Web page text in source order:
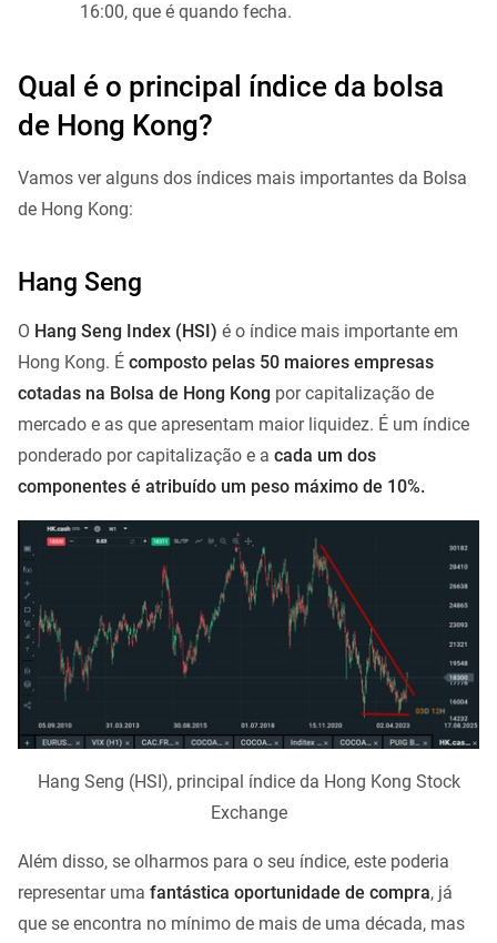
16:00, que é quando fecha.
Qual é o principal índice da bolsa
de Hong Kong?
Vamos ver alguns dos índices mais importantes da Bolsa
de Hong Kong:
Hang Seng
O Hang Seng Index (HSI) é o índice mais importante em
Hong Kong. É composto pelas 50 maiores empresas
cotadas na Bolsa de Hong Kong por capitalização de
mercado e as que apresentam maior liquidez. É um índice
ponderado por capitalização e a cada um dos
componentes é atribuído um peso máximo de 10%.
Hang Seng (HSI), principal índice da Hong Kong Stock
Exchange
Além disso, se olharmos para o seu índice, este poderia
representar uma fantástica oportunidade de compra, já
que se encontra no mínimo de mais de uma década, mas